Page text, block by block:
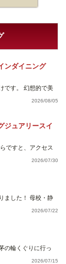
ンダイニング
です。 幻想的で美
2026/08/05
ジュアリースイ
ですと、アクセス
2026/07/30
ました！ 母校・静
2026/07/22
の輪くぐりに行っ
2026/07/15